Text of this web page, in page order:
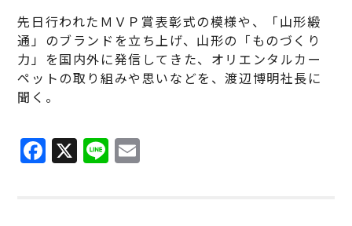
先日行われたＭＶＰ賞表彰式の模様や、「山形緞
通」のブランドを立ち上げ、山形の「ものづくり
力」を国内外に発信してきた、オリエンタルカー
ペットの取り組みや思いなどを、渡辺博明社長に
聞く。
Facebook
X Line